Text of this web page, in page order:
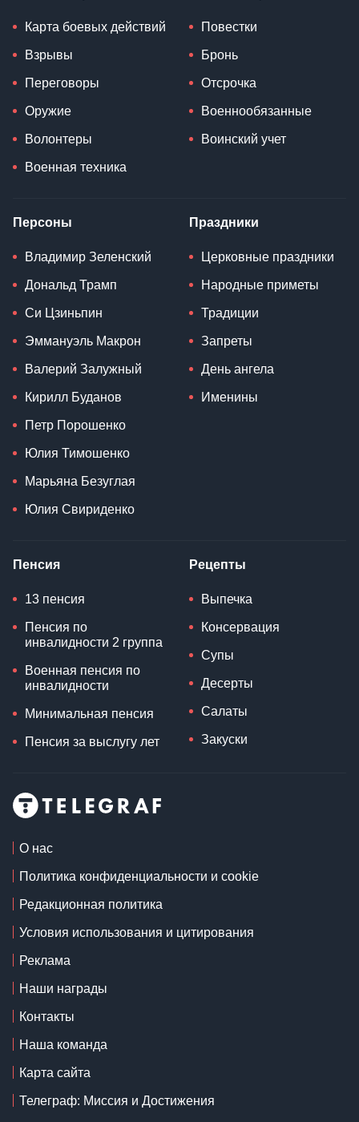
Карта боевых действий
Взрывы
Переговоры
Оружие
Волонтеры
Военная техника
Повестки
Бронь
Отсрочка
Военнообязанные
Воинский учет
Персоны
Владимир Зеленский
Дональд Трамп
Си Цзиньпин
Эммануэль Макрон
Валерий Залужный
Кирилл Буданов
Петр Порошенко
Юлия Тимошенко
Марьяна Безуглая
Юлия Свириденко
Праздники
Церковные праздники
Народные приметы
Традиции
Запреты
День ангела
Именины
Пенсия
13 пенсия
Пенсия по
инвалидности 2 группа
Военная пенсия по
инвалидности
Минимальная пенсия
Пенсия за выслугу лет
Рецепты
Выпечка
Консервация
Супы
Десерты
Салаты
Закуски
О нас
Политика конфиденциальности и cookie
Редакционная политика
Условия использования и цитирования
Реклама
Наши награды
Контакты
Наша команда
Карта сайта
Телеграф: Миссия и Достижения